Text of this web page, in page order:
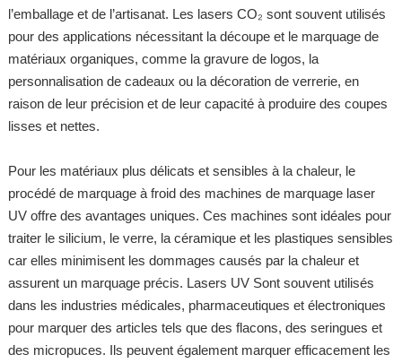
l’emballage et de l’artisanat. Les lasers CO₂ sont souvent utilisés
pour des applications nécessitant la découpe et le marquage de
matériaux organiques, comme la gravure de logos, la
personnalisation de cadeaux ou la décoration de verrerie, en
raison de leur précision et de leur capacité à produire des coupes
lisses et nettes.
Pour les matériaux plus délicats et sensibles à la chaleur, le
procédé de marquage à froid des machines de marquage laser
UV offre des avantages uniques. Ces machines sont idéales pour
traiter le silicium, le verre, la céramique et les plastiques sensibles
car elles minimisent les dommages causés par la chaleur et
assurent un marquage précis. Lasers UV Sont souvent utilisés
dans les industries médicales, pharmaceutiques et électroniques
pour marquer des articles tels que des flacons, des seringues et
des micropuces. Ils peuvent également marquer efficacement les